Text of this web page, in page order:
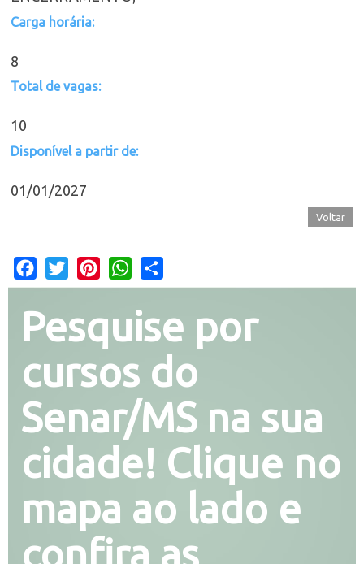
Carga horária:
8
Total de vagas:
10
Disponível a partir de:
01/01/2027
Voltar
Facebook
Twitter PinterestWhatsApp
Pesquise por
cursos do
Senar/MS na sua
cidade! Clique no
mapa ao lado e
confira as